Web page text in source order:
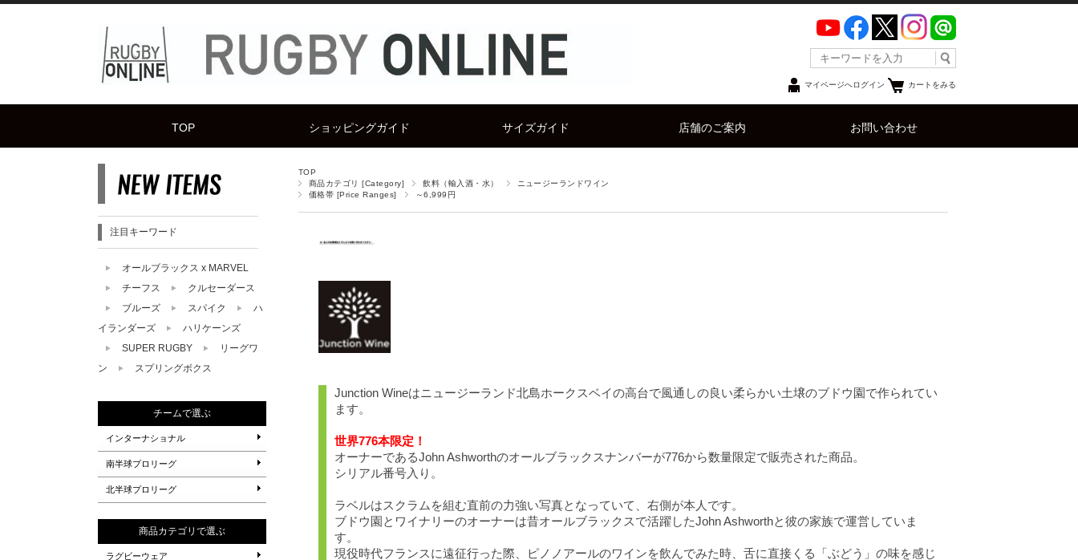
マイページへログイン カートをみる
TOP ショッピングガイド サイズガイド 店舗のご案内 お問い合わせ
TOP
商品カテゴリ [Category]
飲料（輸入酒・水）
ニュージーランドワイン
価格帯 [Price Ranges]
～6,999円
Junction Wineはニュージーランド北島ホークスベイの高台で風通しの良い柔らかい土壌のブドウ園で作られてい
ます。
世界776本限定！
オーナーであるJohn Ashworthのオールブラックスナンバーが776から数量限定で販売された商品。
シリアル番号入り。
ラベルはスクラムを組む直前の力強い写真となっていて、右側が本人です。
ブドウ園とワイナリーのオーナーは昔オールブラックスで活躍したJohn Ashworthと彼の家族で運営していま
す。
現役時代フランスに遠征行った際、ピノノアールのワインを飲んでみた時、舌に直接くる「ぶどう」の味を感じ
注目キーワード
オールブラックス x MARVEL
チーフス
クルセーダース
ブルーズ
スパイク
ハ
イランダーズ
ハリケーンズ
SUPER RUGBY
リーグワ
ン
スプリングボクス
チームで選ぶ
インターナショナル
南半球プロリーグ
北半球プロリーグ
商品カテゴリで選ぶ
ラグビーウェア